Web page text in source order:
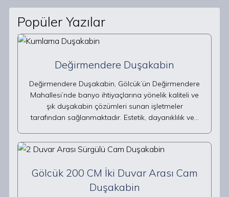
Popüler Yazılar
Değirmendere Duşakabin
Değirmendere Duşakabin, Gölcük’ün Değirmendere
Mahallesi’nde banyo ihtiyaçlarına yönelik kaliteli ve
şık duşakabin çözümleri sunan işletmeler
tarafından sağlanmaktadır. Estetik, dayanıklılık ve…
Gölcük 200 CM İki Duvar Arası Cam
Duşakabin